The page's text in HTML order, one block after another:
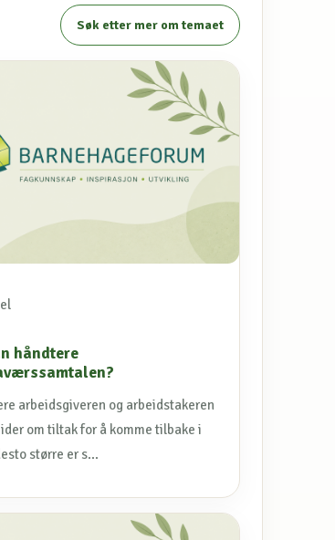
Søk etter mer om temaet
håndtere
arbeidsgiveren og arbeidstakeren
om tiltak for å komme tilbake i
større er s...